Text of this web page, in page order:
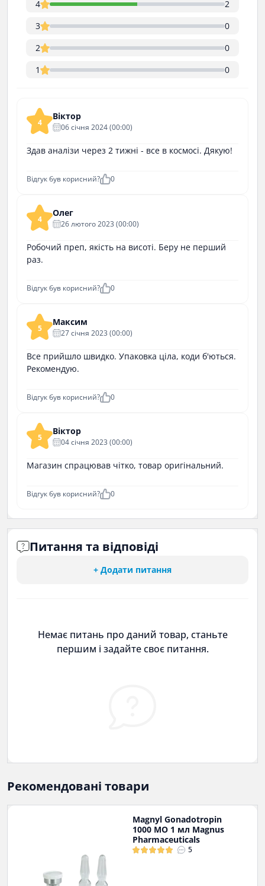
4
2
3
0
2
0
1
0
4
Віктор
06 cічня 2024 (00:00)
Здав аналізи через 2 тижні - все в космосі. Дякую!
Відгук був корисний? 0
4
Олег
26 лютого 2023 (00:00)
Робочий преп, якість на висоті. Беру не перший
раз.
Відгук був корисний? 0
5
Максим
27 cічня 2023 (00:00)
Все прийшло швидко. Упаковка ціла, коди б'ються.
Рекомендую.
Відгук був корисний? 0
5
Віктор
04 cічня 2023 (00:00)
Магазин спрацював чітко, товар оригінальний.
Відгук був корисний? 0
Питання та відповіді
+ Додати питання
Немає питань про даний товар, станьте
першим і задайте своє питання.
Рекомендовані товари
Magnyl Gonadotropin
1000 МО 1 мл Magnus
Pharmaceuticals
5